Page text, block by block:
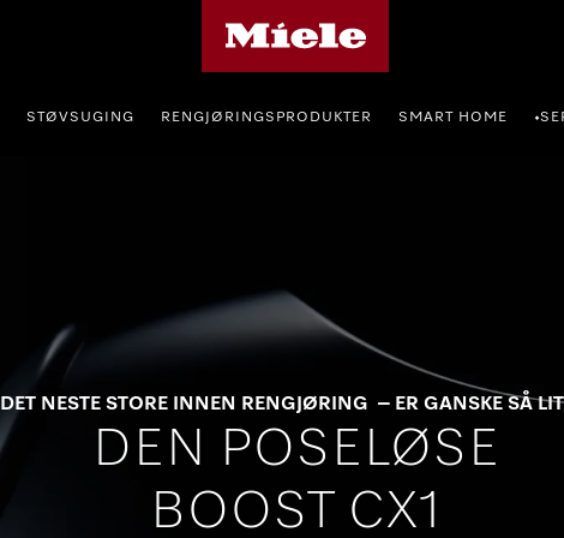
STØVSUGING RENGJØRINGSPRODUKTER SMART HOME •
DET NESTE STORE INNEN RENGJØRING – ER GANSKE SÅ
DEN POSELØSE
BOOST CX1